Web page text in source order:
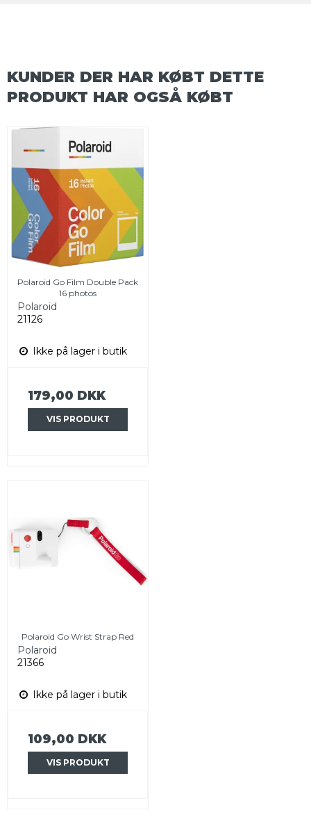
KUNDER DER HAR KØBT DETTE
PRODUKT HAR OGSÅ KØBT
Polaroid Go Film Double Pack
16 photos
Polaroid
21126
Ikke på lager i butik
179,00 DKK
VIS PRODUKT
Polaroid Go Wrist Strap Red
Polaroid
21366
Ikke på lager i butik
109,00 DKK
VIS PRODUKT